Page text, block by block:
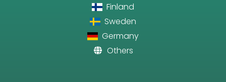
Finland
Sweden
Germany
Others